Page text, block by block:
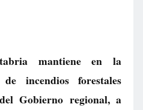
mantiene en la
incendios forestales
Gobierno regional, a